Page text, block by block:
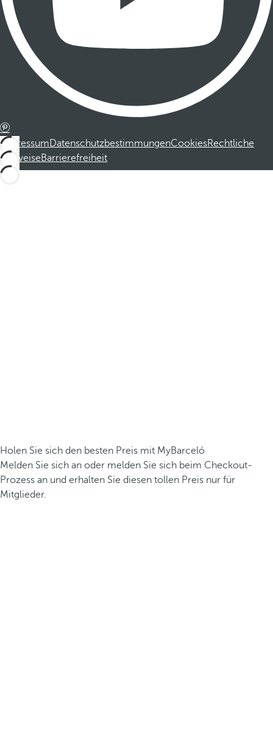
ImpressumDatenschutzbestimmungenCookiesRechtliche
HinweiseBarrierefreiheit
Holen Sie sich den besten Preis mit MyBarceló
Melden Sie sich an oder melden Sie sich beim Checkout-
Prozess an und erhalten Sie diesen tollen Preis nur für
Mitglieder.